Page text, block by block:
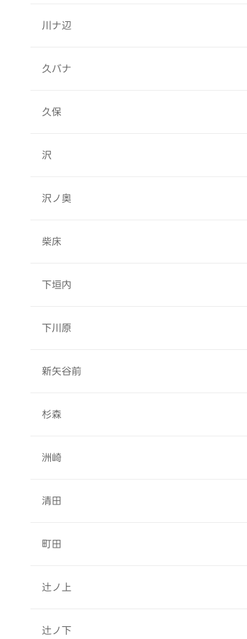
川ナ辺
久バナ
久保
沢
沢ノ奥
柴床
下垣内
下川原
新矢谷前
杉森
洲崎
清田
町田
辻ノ上
辻ノ下